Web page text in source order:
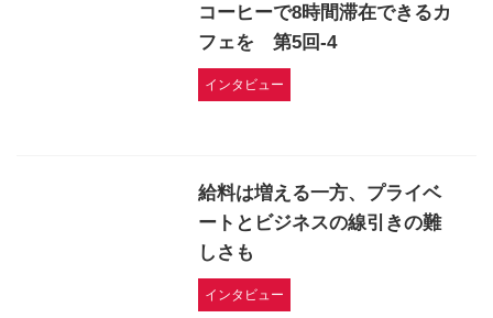
コーヒーで8時間滞在できるカ
フェを 第5回-4
インタビュー
給料は増える一方、プライベ
ートとビジネスの線引きの難
しさも
インタビュー